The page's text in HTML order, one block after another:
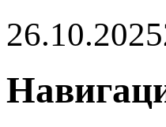
26.10.2025